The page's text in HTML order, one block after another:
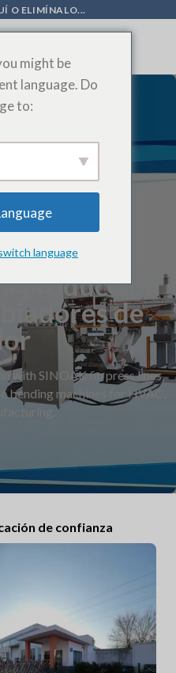
O ELIMÍNALO...
producción
de
with SINOAK fin press lines,
bending machines for HVAC,
de confianza
might be
language. Do
to:
language